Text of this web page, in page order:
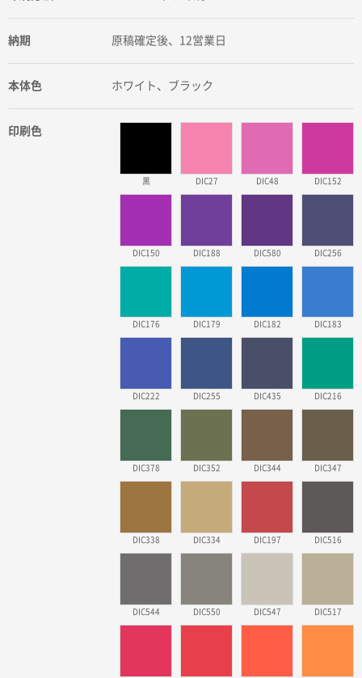
納期 原稿確定後、12営業日
本体色 ホワイト、ブラック
印刷色
黒 DIC27 DIC48 DIC152
DIC150 DIC188 DIC580 DIC256
DIC176 DIC179 DIC182 DIC183
DIC222 DIC255 DIC435 DIC216
DIC378 DIC352 DIC344 DIC347
DIC338 DIC334 DIC197 DIC516
DIC544 DIC550 DIC547 DIC517